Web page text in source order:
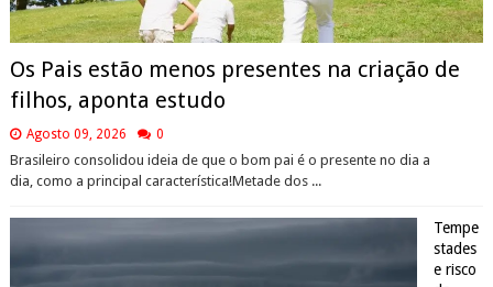
Os Pais estão menos presentes na criação de
filhos, aponta estudo
Agosto 09, 2026 0
Brasileiro consolidou ideia de que o bom pai é o presente no dia a
dia, como a principal característica!Metade dos ...
Tempe
stades
e risco